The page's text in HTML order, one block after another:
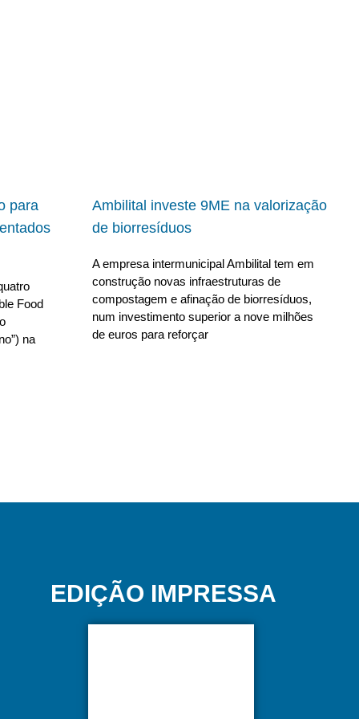
para
Food
na
Ambilital investe 9ME na valorização
de biorresíduos
A empresa intermunicipal Ambilital tem em
construção novas infraestruturas de
compostagem e afinação de biorresíduos,
num investimento superior a nove milhões
de euros para reforçar
EDIÇÃO IMPRESSA